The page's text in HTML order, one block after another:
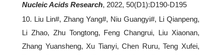
Nucleic Acids Research, 2022, 50(D1):D190-D195
10. Liu Lin#, Zhang Yang#, Niu Guangyi#, Li Qianpeng,
Li Zhao, Zhu Tongtong, Feng Changrui, Liu Xiaonan,
Zhang Yuansheng, Xu Tianyi, Chen Ruru, Teng Xufei,